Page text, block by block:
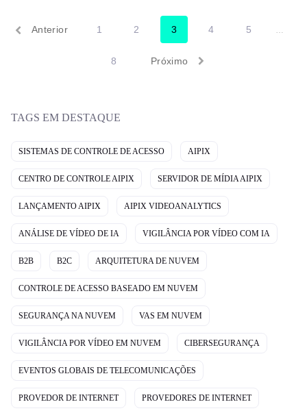
Anterior 1 2 3 4 5 …
8 Próximo
TAGS EM DESTAQUE
SISTEMAS DE CONTROLE DE ACESSO AIPIX
CENTRO DE CONTROLE AIPIX SERVIDOR DE MÍDIA AIPIX
LANÇAMENTO AIPIX AIPIX VIDEOANALYTICS
ANÁLISE DE VÍDEO DE IA VIGILÂNCIA POR VÍDEO COM IA
B2B B2C ARQUITETURA DE NUVEM
CONTROLE DE ACESSO BASEADO EM NUVEM
SEGURANÇA NA NUVEM VAS EM NUVEM
VIGILÂNCIA POR VÍDEO EM NUVEM CIBERSEGURANÇA
EVENTOS GLOBAIS DE TELECOMUNICAÇÕES
PROVEDOR DE INTERNET PROVEDORES DE INTERNET